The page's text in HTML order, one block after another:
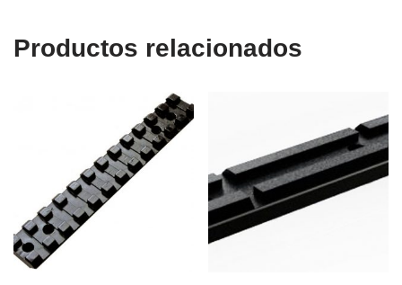
Productos relacionados